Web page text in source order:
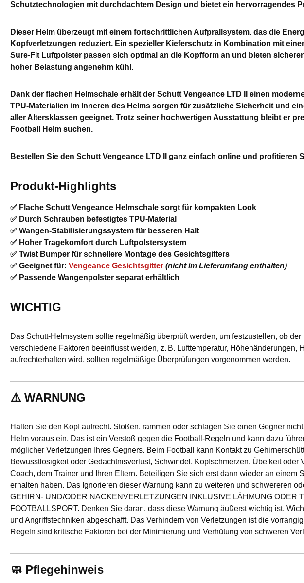
Schutztechnologien mit durchdachtem Design und bietet ein hervorragendes
Dieser Helm überzeugt mit einem fortschrittlichen Aufprallsystem, das die
Kopfverletzungen reduziert. Ein spezieller Kieferschutz in Kombination mit
Sure-Fit Luftpolster passen sich optimal an die Kopfform an und bieten
hoher Belastung angenehm kühl.
Dank der flachen Helmschale erhält der Schutt Vengeance LTD II einen
TPU-Materialien im Inneren des Helms sorgen für zusätzliche Sicherheit und
aller Altersklassen geeignet. Trotz seiner hochwertigen Ausstattung bleibt er
Football Helm suchen.
Bestellen Sie den Schutt Vengeance LTD II ganz einfach online und
Produkt-Highlights
✅ Flache Schutt Vengeance Helmschale sorgt für kompakten Look
✅ Durch Schrauben befestigtes TPU-Material
✅ Wangen-Stabilisierungssystem für besseren Halt
✅ Hoher Tragekomfort durch Luftpolstersystem
✅ Twist Bumper für schnellere Montage des Gesichtsgitters
✅ Geeignet für: Vengeance Gesichtsgitter (nicht im Lieferumfang enthalten)
✅ Passende Wangenpolster separat erhältlich
WICHTIG
Das Schutt-Helmsystem sollte regelmäßig überprüft werden, um festzustellen, ob
verschiedene Faktoren beeinflusst werden, z. B. Lufttemperatur,
aufrechterhalten wird, sollten regelmäßige Überprüfungen vorgenommen werden.
⚠️ WARNUNG
Halten Sie den Kopf aufrecht. Stoßen, rammen oder schlagen Sie einen Gegner
Helm voraus ein. Das ist ein Verstoß gegen die Football-Regeln und kann dazu
möglicher Verletzungen Ihres Gegners. Beim Football kann Kontakt zu
Bewusstlosigkeit oder Gedächtnisverlust, Schwindel, Kopfschmerzen, Übelkeit
Coach, dem Trainer und Ihren Eltern. Beteiligen Sie sich erst dann wieder an
erhalten haben. Das Ignorieren dieser Warnung kann zu weiteren und schwereren
GEHIRN- UND/ODER NACKENVERLETZUNGEN INKLUSIVE LÄHMUNG ODER
FOOTBALLSPORT. Denken Sie daran, dass diese Warnung äußerst wichtig ist.
und Angriffstechniken abgeschafft. Das Verhindern von Verletzungen ist die
Regeln sind kritische Faktoren bei der Minimierung und Verhütung von schweren
🧼 Pflegehinweis